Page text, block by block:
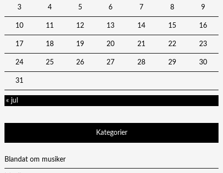
3 4 5 6 7 8 9
10 11 12 13 14 15 16
17 18 19 20 21 22 23
24 25 26 27 28 29 30
31
« jul
Kategorier
Blandat om musiker